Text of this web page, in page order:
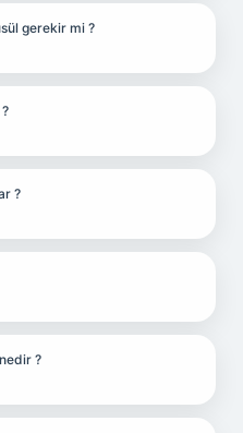
gerekir mi ?
?
?